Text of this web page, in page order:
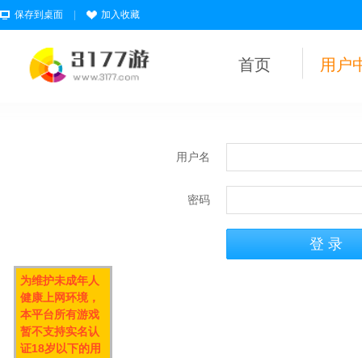
保存到桌面 加入收藏
首页 用户
用户名
密码
为维护未成年人
健康上网环境，
本平台所有游戏
暂不支持实名认
证18岁以下的用